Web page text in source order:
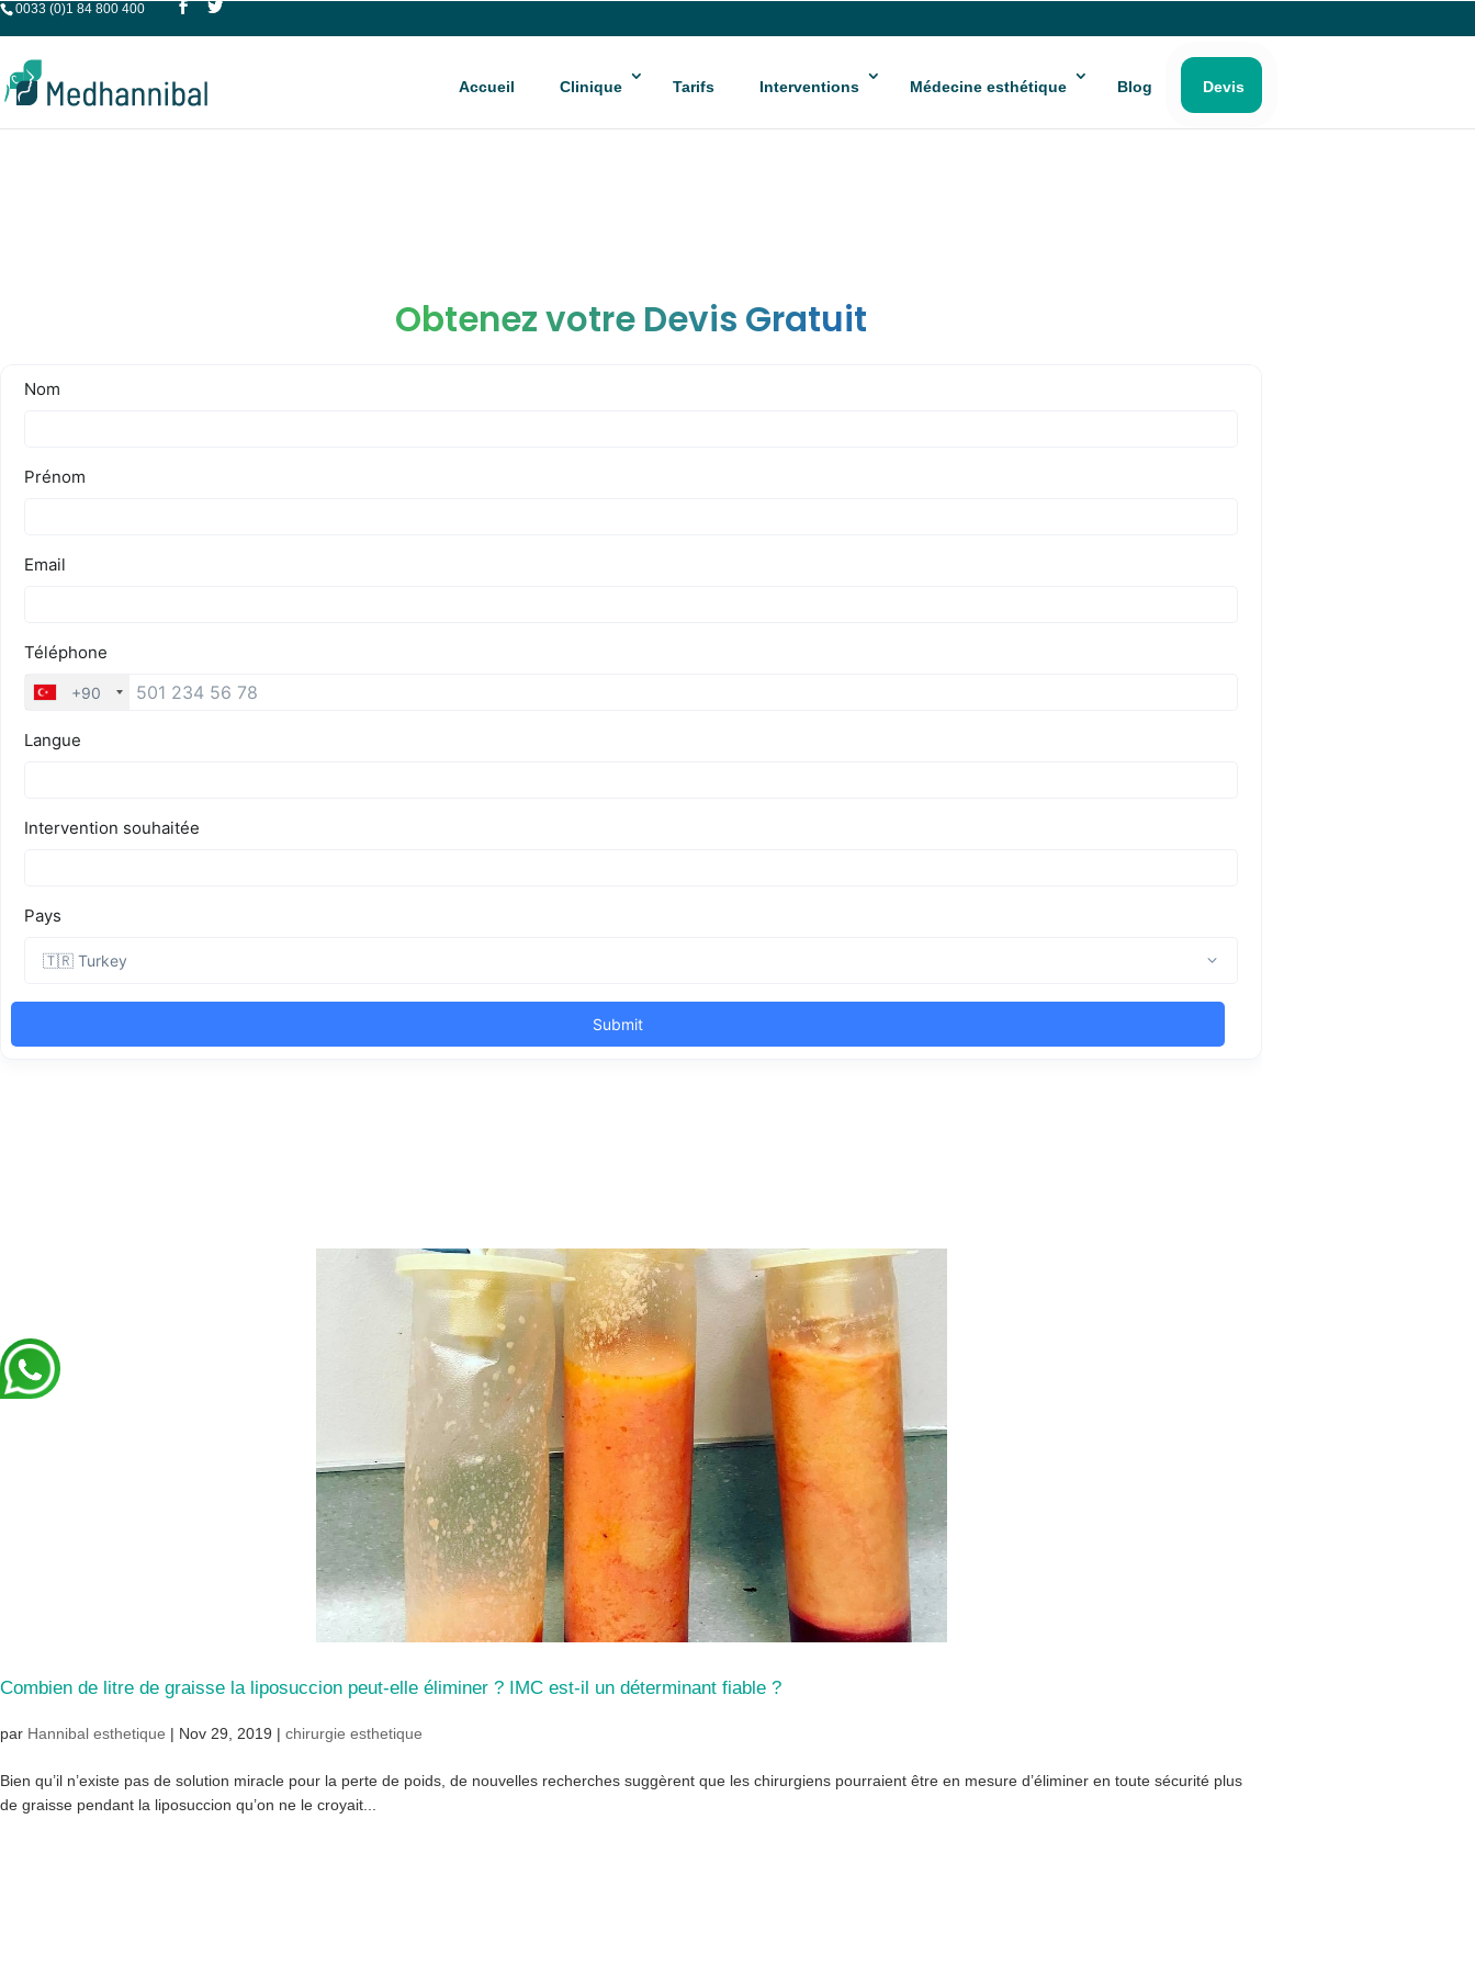
0033 (0)1 84 800 400
Accueil Clinique Tarifs Interventions Médecine esthétique Blog Devis
Obtenez votre Devis Gratuit
Combien de litre de graisse la liposuccion peut-elle éliminer ? IMC est-il un déterminant fiable ?
par Hannibal esthetique | Nov 29, 2019 | chirurgie esthetique
Bien qu’il n’existe pas de solution miracle pour la perte de poids, de nouvelles recherches suggèrent que les chirurgiens pourraient être en mesure d’éliminer en toute sécurité plus
de graisse pendant la liposuccion qu’on ne le croyait...